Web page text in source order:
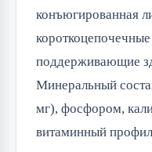
конъюгированная
поддерживающие
Минеральный
мг), фосфором,
витаминный